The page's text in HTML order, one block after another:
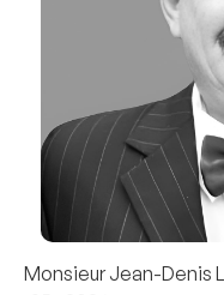
Monsieur Jean-Denis